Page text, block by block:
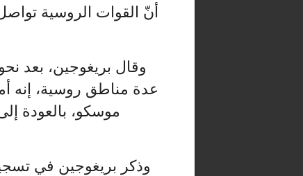
أنّ القوات الروسية
عدة مناطق روسية، إنه
موسكو، بالعودة
وذكر بريغوجين في